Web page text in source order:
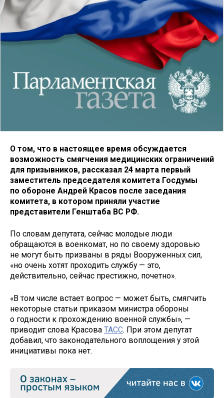
О том, что в настоящее время обсуждается
возможность смягчения медицинских ограничений
для призывников, рассказал 24 марта первый
заместитель председателя комитета Госдумы
по обороне Андрей Красов после заседания
комитета, в котором приняли участие
представители Генштаба ВС РФ.
По словам депутата, сейчас молодые люди
обращаются в военкомат, но по своему здоровью
не могут быть призваны в ряды Вооруженных сил,
«но очень хотят проходить службу — это,
действительно, сейчас престижно, почетно».
«В том числе встает вопрос — может быть, смягчить
некоторые статьи приказом министра обороны
о годности к прохождению военной службы», —
приводит слова Красова ТАСС. При этом депутат
добавил, что законодательного воплощения у этой
инициативы пока нет.